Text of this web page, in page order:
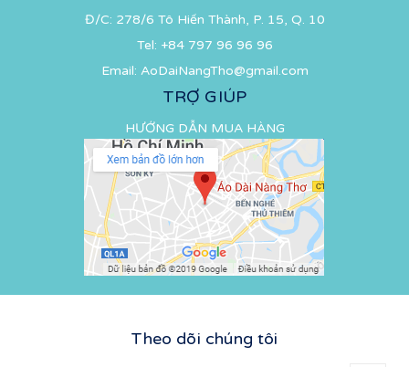
Đ/C: 278/6 Tô Hiến Thành, P. 15, Q. 10
Tel: +84 797 96 96 96
Email: AoDaiNangTho@gmail.com
TRỢ GIÚP
HƯỚNG DẪN MUA HÀNG
Theo dõi chúng tôi